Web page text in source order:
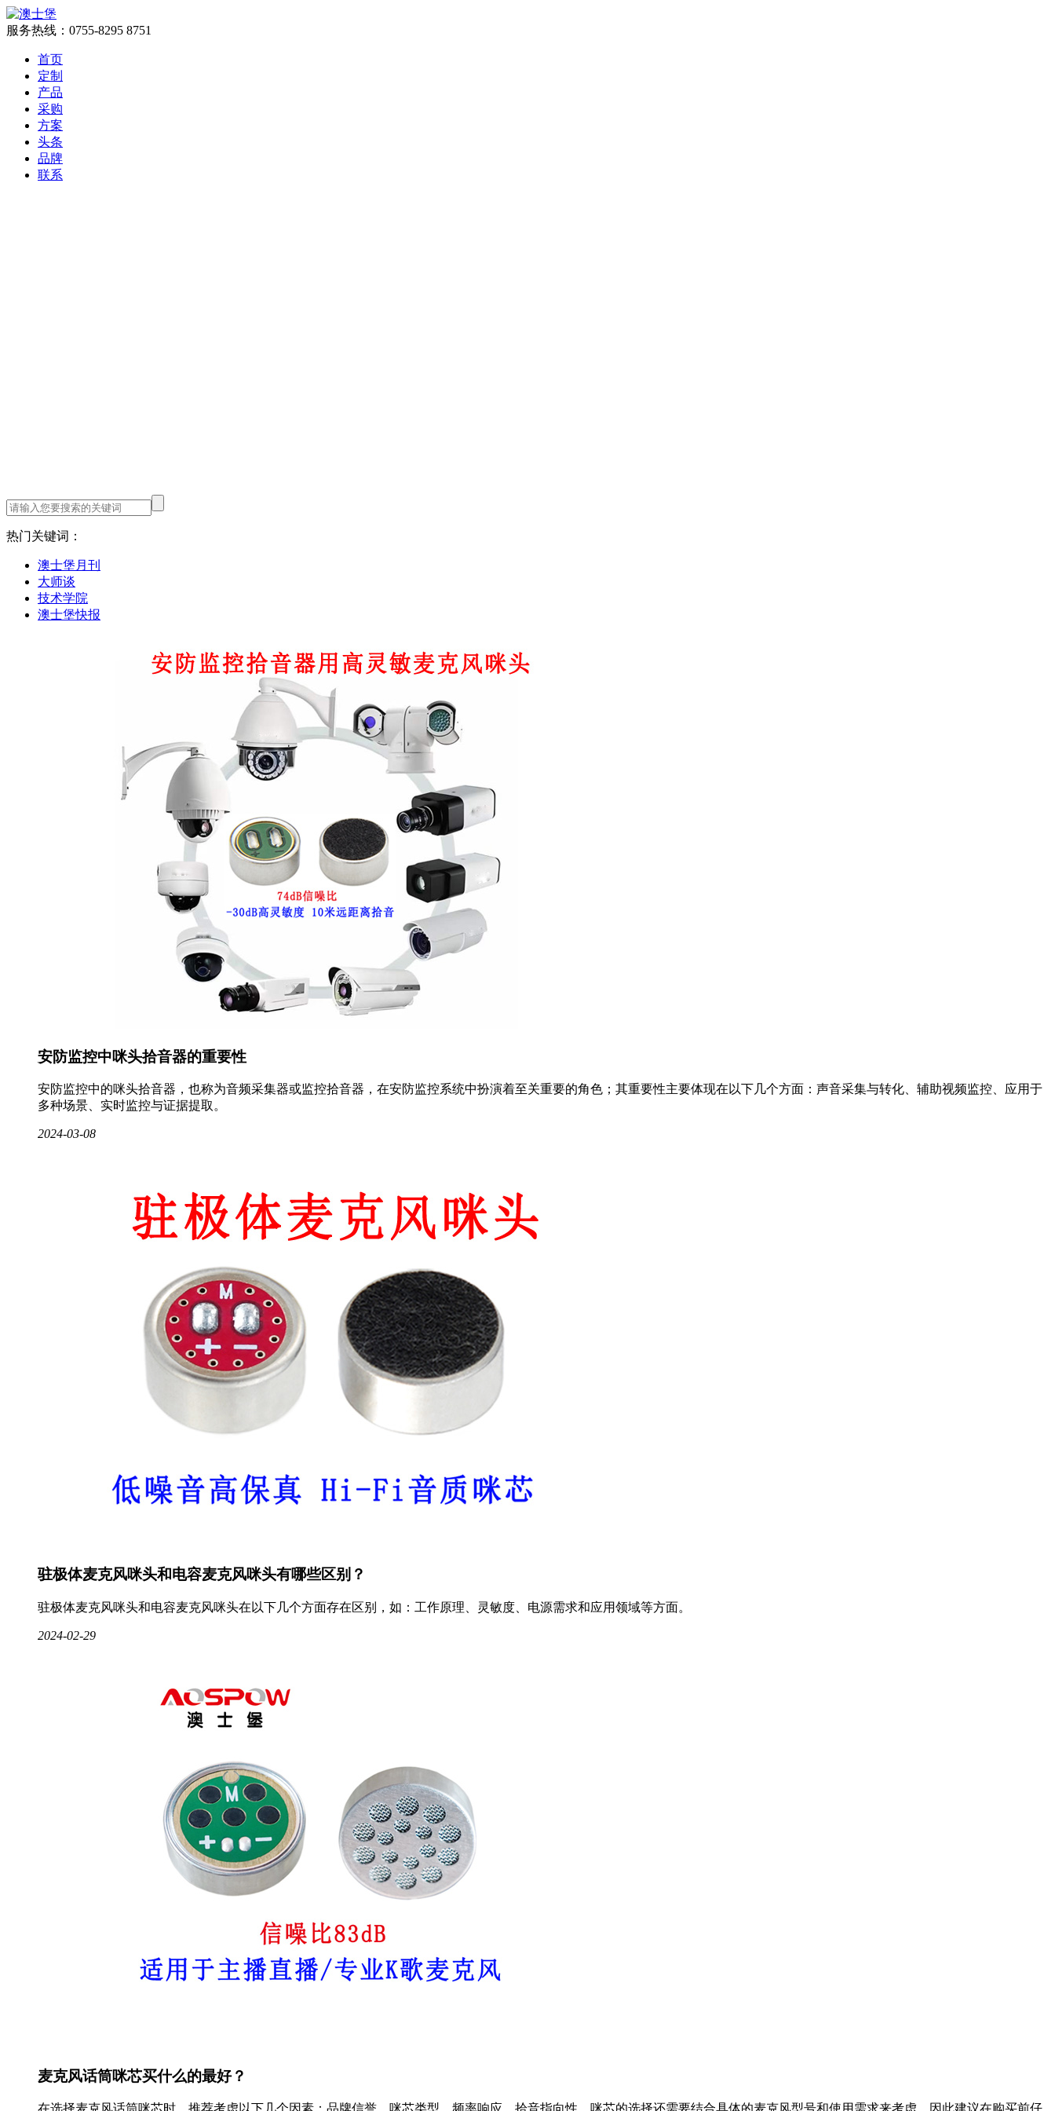
服务热线： 0755-8295 8751
首页
定制
产品
采购
方案
头条
品牌
联系
热门关键词：
澳士堡月刊
大师谈
技术学院
澳士堡快报
安防监控中咪头拾音器的重要性
安防监控中的咪头拾音器，也称为音频采集器或监控拾音器，在安防监控系统中扮演着至关重要的角色；其重要性主要体现在以下几个方面：声音采集与转化、辅助视频监控、应用于
多种场景、实时监控与证据提取。
2024-03-08
驻极体麦克风咪头和电容麦克风咪头有哪些区别？
驻极体麦克风咪头和电容麦克风咪头在以下几个方面存在区别，如：工作原理、灵敏度、电源需求和应用领域等方面。
2024-02-29
麦克风话筒咪芯买什么的最好？